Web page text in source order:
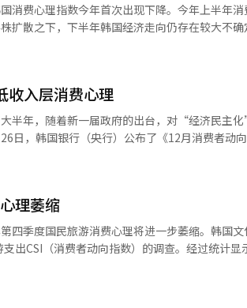
消费心理指数今年首次出现下降。今年上半年
下半年韩国经济走向仍存在较大不确定性。 韩国银行之前将
了消费心理、产业动向、进出口和就业等相关
。 韩国银行（央行）日前公布的《2021年7月消费者
指数（CCSI）为103.2，环比减少7.1点。值得
情大流行。数据显示，韩国新冠疫情第一轮爆发
8.3点，第三轮（2020年12月）环比下降7.8点。 因防疫等级
局方面表示，虽然单日新增确诊病例居高
的物价
预测，房价上涨和通货膨胀将成为全球经济两大
，美国今年5月份房价涨幅达到16.6%，达到
涨幅达到12.97%，创下2002年之后上半年最高
入层消费心理
半年，随着新一届政府的出台，对“经济民主
日，韩国银行（央行）公布了《12月消费者动
点。CSI超过100时，代表消费者对经济状况抱
预期CSI则分别为94和105，与11月维持相同的
滑为65；物价水平预期CSI也从134出现了1点的
84大幅上升为90点。代表消费者对资产价值认知
则滑落了2点至88点；家庭储蓄预期CSI出现
或将出台对低收入层的各种照顾政策，因此低收
理萎缩
四季度国民旅游消费心理将进一步萎缩。韩国
出CSI（消费者动向指数）的调查。经过统计
数据同比去年第四季度的111分大幅下降20分，